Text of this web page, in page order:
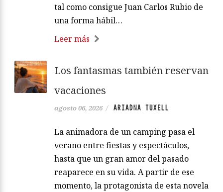
tal como consigue Juan Carlos Rubio de
una forma hábil…
Leer más
Los fantasmas también reservan
vacaciones
agosto 06, 2026 / ARIADNA TUXELL
La animadora de un camping pasa el
verano entre fiestas y espectáculos,
hasta que un gran amor del pasado
reaparece en su vida. A partir de ese
momento, la protagonista de esta novela